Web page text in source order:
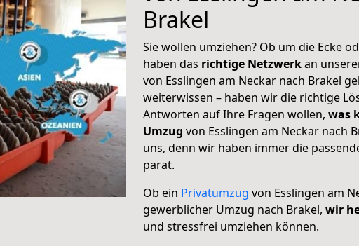
Brakel
Sie wollen umziehen? Ob um die Ecke
haben das richtige Netzwerkan
von Esslingen am Neckar nach Brakel
weiterwissen – haben wir die richtige
Antworten auf Ihre Fragen wollen, was
Umzug von Esslingen am Neckar nach
uns, denn wir haben immer die
parat.
Ob ein Privatumzug von Esslingen am
gewerblicher Umzug nach Brakel, wir
und stressfrei umziehen können.